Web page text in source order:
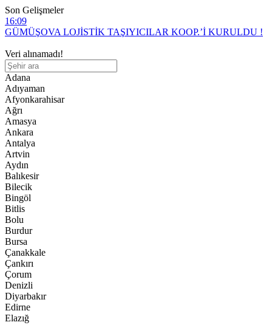
Son Gelişmeler
16:09
GÜMÜŞOVA LOJİSTİK TAŞIYICILAR KOOP.’İ KURULDU !
1:48
Düzce Valiliği’nden Flaş Yangın Kararı:
1:07
Başkan Boşver’den Ak Parti Mv’lerine Sert Tepki!
11:34
Düzce’de Belediye Borçlarına Yapılandırma!
9:54
TMO Fındık Fiyatını Açıkladı: Fındık Üreticisi Hayal Kırıklığı
Yaşadı
2:46
Gümüşova OSB’de Üretilen Bebehum Dünya Devleriyle Buluşuyor
1:25
Talih Özcan’dan Adalet Çağrısı :
13:52
Belediye Başkanı Fatih Ocak Yeni Projeleri Duyurdu
12:23
Yeni Parti Düzce Örgütü Kuruldu: Özcan Dağıstanlı Görev
Dağılımını Açıkladı !
12:17
Veri alınamadı!
Adana
Adıyaman
Afyonkarahisar
Ağrı
Amasya
Ankara
Antalya
Artvin
Aydın
Balıkesir
Bilecik
Bingöl
Bitlis
Bolu
Burdur
Bursa
Çanakkale
Çankırı
Çorum
Denizli
Diyarbakır
Edirne
Elazığ